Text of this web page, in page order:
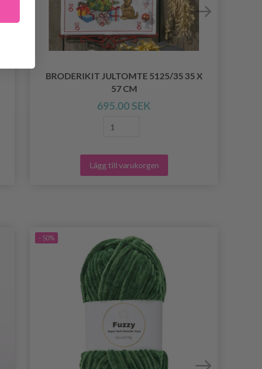
BRODERIKIT JULTOMTE 5125/35 35 X
57 CM
695.00 SEK
Lägg till varukorgen
- 50%